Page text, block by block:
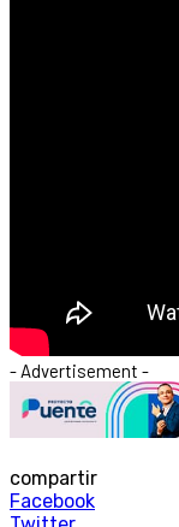
- Advertisement -
compartir
Facebook